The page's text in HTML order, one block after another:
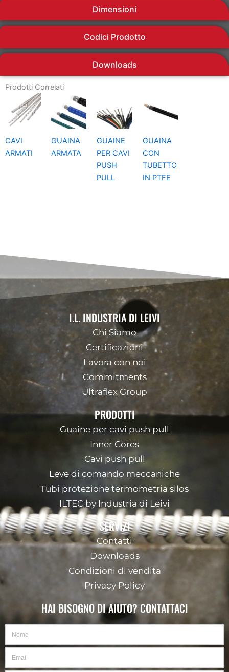
Dimensioni
Codici Prodotto
Downloads
Prodotti Correlati
CAVI
ARMATI
GUAINA
ARMATA
GUAINE
PER CAVI
PUSH
PULL
GUAINA
CON
TUBETTO
IN PTFE
I.L. INDUSTRIA DI LEIVI
Chi Siamo
Certificazioni
Lavora con noi
Commitments
Ultraflex Group
PRODOTTI
Guaine per cavi push pull
Inner Cores
Cavi push pull
Leve di comando meccaniche
Tubi protezione termometria silos
ILTEC by Industria di Leivi
SERVIZI
Contatti
Downloads
Condizioni di vendita
Privacy Policy
HAI BISOGNO DI AIUTO? CONTATTACI